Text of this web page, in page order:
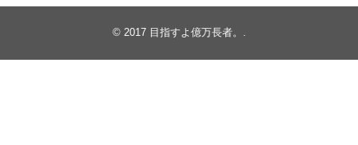
© 2017 目指すよ億万長者。 .